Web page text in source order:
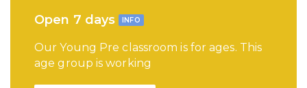
Open 7 days INFO
Our Young Pre classroom is for ages. This
age group is working